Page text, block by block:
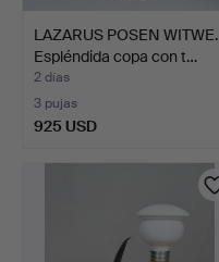
LAZARUS POSEN WITWE.
Espléndida copa con t…
2 días
3 pujas
925 USD